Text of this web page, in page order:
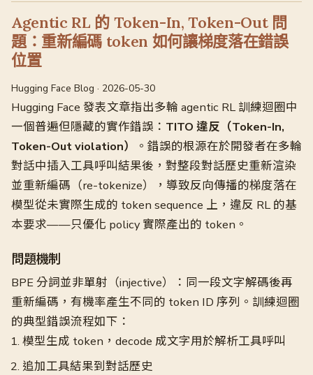
Agentic RL 的 Token-In, Token-Out 問
題：重新編碼 token 如何讓梯度落在錯誤
位置
Hugging Face Blog · 2026-05-30
Hugging Face 發表文章指出多輪 agentic RL 訓練迴圈中
一個普遍但隱藏的實作錯誤： TITO 違反（Token-In,
Token-Out violation）
。錯誤的根源在於開發者在多輪
對話中插入工具呼叫結果後，對整段對話歷史重新渲染
並重新編碼（re-tokenize），導致反向傳播的梯度落在
模型從未實際生成的 token sequence 上，違反 RL 的基
本要求——只優化 policy 實際產出的 token。
問題機制
BPE 分詞並非單射（injective）：同一段文字解碼後再
重新編碼，有機率產生不同的 token ID 序列。訓練迴圈
的典型錯誤流程如下：
模型生成 token，decode 成文字用於解析工具呼叫
追加工具結果到對話歷史